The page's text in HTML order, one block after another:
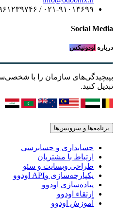
۰۲۱-۹۱۰۱۳۶۹۹ / ۰۹۹۶۱۲۳۹۷۴۶ / ۰۹۱۰۱۹۸۱۷۱۳-۱۴
Social Media
درباره اودونیکس
بپیچیدگی‌های سازمان را با
تبدیل کنید.
برنامه‌ها و سرویس‌ها
حسابداری و حسابرسی
ارتباط با مشتریان
طراحی وبسایت و سئو
یکپارچه‌سازی وAPI اودوو
پیاده‌سازی اودوو
ارتقاء اودوو
آموزش اودوو